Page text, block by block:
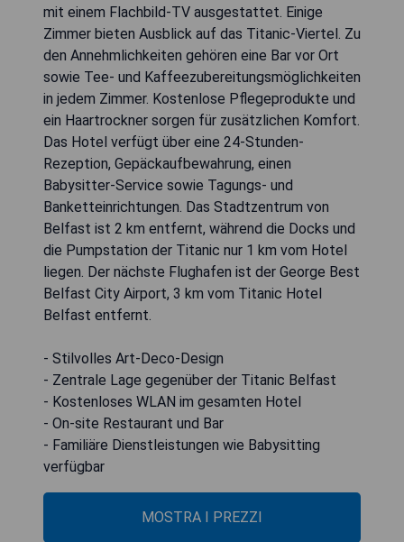
mit einem Flachbild-TV ausgestattet. Einige
Zimmer bieten Ausblick auf das Titanic-Viertel. Zu
den Annehmlichkeiten gehören eine Bar vor Ort
sowie Tee- und Kaffeezubereitungsmöglichkeiten
in jedem Zimmer. Kostenlose Pflegeprodukte und
ein Haartrockner sorgen für zusätzlichen Komfort.
Das Hotel verfügt über eine 24-Stunden-
Rezeption, Gepäckaufbewahrung, einen
Babysitter-Service sowie Tagungs- und
Banketteinrichtungen. Das Stadtzentrum von
Belfast ist 2 km entfernt, während die Docks und
die Pumpstation der Titanic nur 1 km vom Hotel
liegen. Der nächste Flughafen ist der George Best
Belfast City Airport, 3 km vom Titanic Hotel
Belfast entfernt.
- Stilvolles Art-Deco-Design
- Zentrale Lage gegenüber der Titanic Belfast
- Kostenloses WLAN im gesamten Hotel
- On-site Restaurant und Bar
- Familiäre Dienstleistungen wie Babysitting
verfügbar
MOSTRA I PREZZI